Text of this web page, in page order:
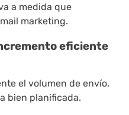
a medida que
marketing.
eficiente
el volumen de envío,
bien planificada.